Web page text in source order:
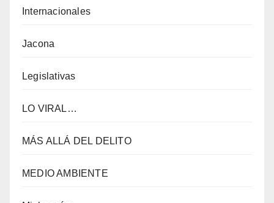
Internacionales
Jacona
Legislativas
LO VIRAL…
MÁS ALLÁ DEL DELITO
MEDIO AMBIENTE